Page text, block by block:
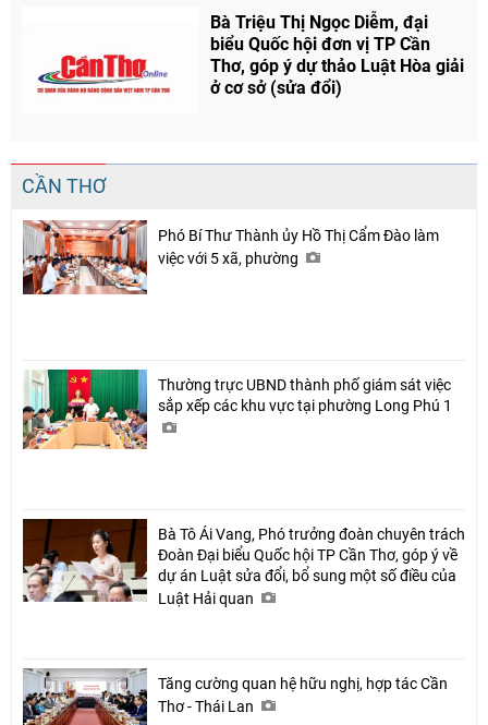
Bà Triệu Thị Ngọc Diễm, đại
biểu Quốc hội đơn vị TP Cần
Thơ, góp ý dự thảo Luật Hòa giải
ở cơ sở (sửa đổi)
CẦN THƠ
Phó Bí Thư Thành ủy Hồ Thị Cẩm Đào làm
việc với 5 xã, phường
Thường trực UBND thành phố giám sát việc
sắp xếp các khu vực tại phường Long Phú 1
Bà Tô Ái Vang, Phó trưởng đoàn chuyên trách
Đoàn Đại biểu Quốc hội TP Cần Thơ, góp ý về
dự án Luật sửa đổi, bổ sung một số điều của
Luật Hải quan
Tăng cường quan hệ hữu nghị, hợp tác Cần
Thơ - Thái Lan